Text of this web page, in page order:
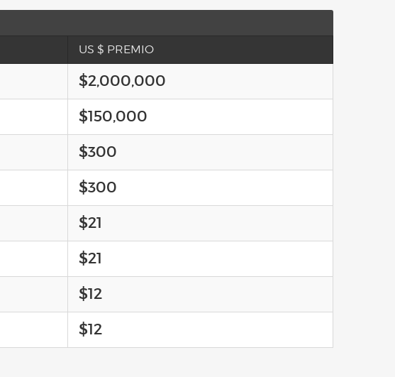
US $ PREMIO
$2,000,000
$150,000
$300
$300
$21
$21
$12
$12